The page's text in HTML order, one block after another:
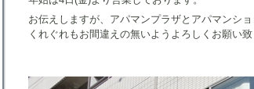
お伝えしますが、アパマンプラザとアパマンシ
くれぐれもお間違えの無いようよろしくお願い致